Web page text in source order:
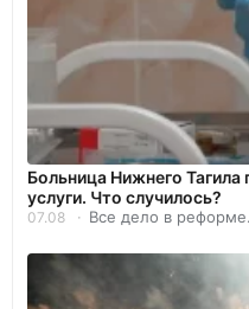
Больница Нижнего
услуги. Что случилось?
07.08 Все дело в реформе.